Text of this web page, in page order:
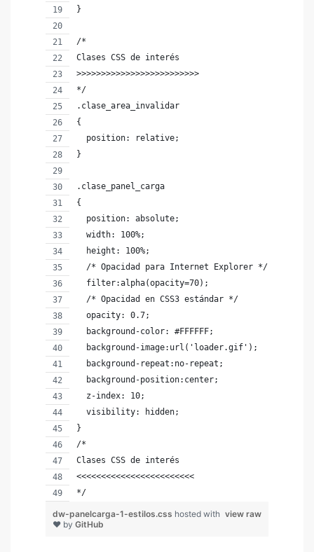
}
/*
Clases CSS de interés
>>>>>>>>>>>>>>>>>>>>>>>>>
*/
.clase_area_invalidar
{
  position: relative;
}
.clase_panel_carga
{
  position: absolute;
  width: 100%;
  height: 100%;
  /* Opacidad para Internet Explorer */
  filter:alpha(opacity=70);
  /* Opacidad en CSS3 estándar */
  opacity: 0.7;
  background-color: #FFFFFF;
  background-image:url('loader.gif');
  background-repeat:no-repeat;
  background-position:center;
  z-index: 10;
  visibility: hidden;
}
/*
Clases CSS de interés
<<<<<<<<<<<<<<<<<<<<<<<<
*/
view raw
dw-panelcarga-1-estilos.css hosted with
❤ by GitHub